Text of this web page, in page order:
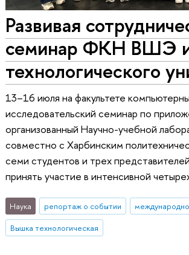
Развивая
семинар ФКН ВШЭ и
технологического
13–16 июля на факультете
исследовательский семинар по
организованный Научно-учебной
совместно с Харбинским
семи студентов и трех
принять участие в интенсивной
Наука репортаж о событии
Вышка технологическая